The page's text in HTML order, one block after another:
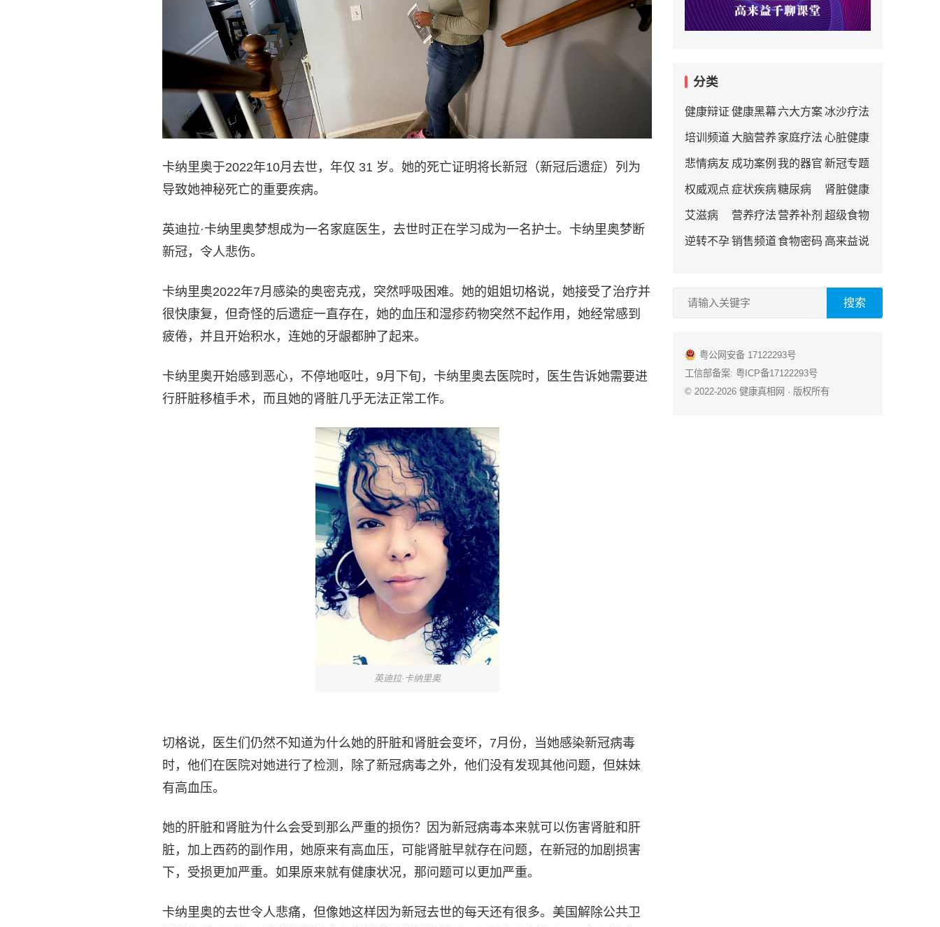
卡纳里奥于2022年10月去世，年仅 31 岁。她的死亡证明将长新冠（新冠后遗症）列为
导致她神秘死亡的重要疾病。
英迪拉·卡纳里奥梦想成为一名家庭医生，去世时正在学习成为一名护士。卡纳里奥梦断
新冠，令人悲伤。
卡纳里奥2022年7月感染的奥密克戎，突然呼吸困难。她的姐姐切格说，她接受了治疗并
很快康复，但奇怪的后遗症一直存在，她的血压和湿疹药物突然不起作用，她经常感到
疲倦，并且开始积水，连她的牙龈都肿了起来。
卡纳里奥开始感到恶心，不停地呕吐，9月下旬，卡纳里奥去医院时，医生告诉她需要进
行肝脏移植手术，而且她的肾脏几乎无法正常工作。
英迪拉·卡纳里奥
切格说，医生们仍然不知道为什么她的肝脏和肾脏会变坏，7月份，当她感染新冠病毒
时，他们在医院对她进行了检测，除了新冠病毒之外，他们没有发现其他问题，但妹妹
有高血压。
她的肝脏和肾脏为什么会受到那么严重的损伤？因为新冠病毒本来就可以伤害肾脏和肝
脏，加上西药的副作用，她原来有高血压，可能肾脏早就存在问题，在新冠的加剧损害
下，受损更加严重。如果原来就有健康状况，那问题可以更加严重。
卡纳里奥的去世令人悲痛，但像她这样因为新冠去世的每天还有很多。美国解除公共卫
分类
健康辩证 健康黑幕 六大方案冰沙疗法
培训频道 大脑营养 家庭疗法 心脏健康
悲情病友 成功案例 我的器官 新冠专题
权威观点 症状疾病糖尿病 肾脏健康
艾滋病 营养疗法 营养补剂 超级食物
逆转不孕销售频道食物密码 高来益说
搜索
粤公网安备 17122293号
工信部备案: 粤ICP备17122293号
© 2022-2026 健康真相网 · 版权所有